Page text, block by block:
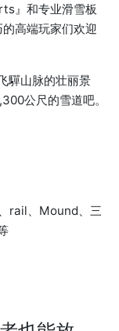
』和专业滑雪板
高端玩家们欢迎
驒山脉的壮丽景
公尺的雪道吧。
rail、Mound、三